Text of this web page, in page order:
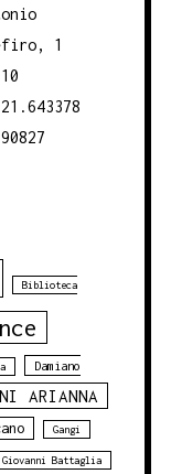
1
Biblioteca
Damiano
ARIANNA
Gangi
Giovanni Battaglia